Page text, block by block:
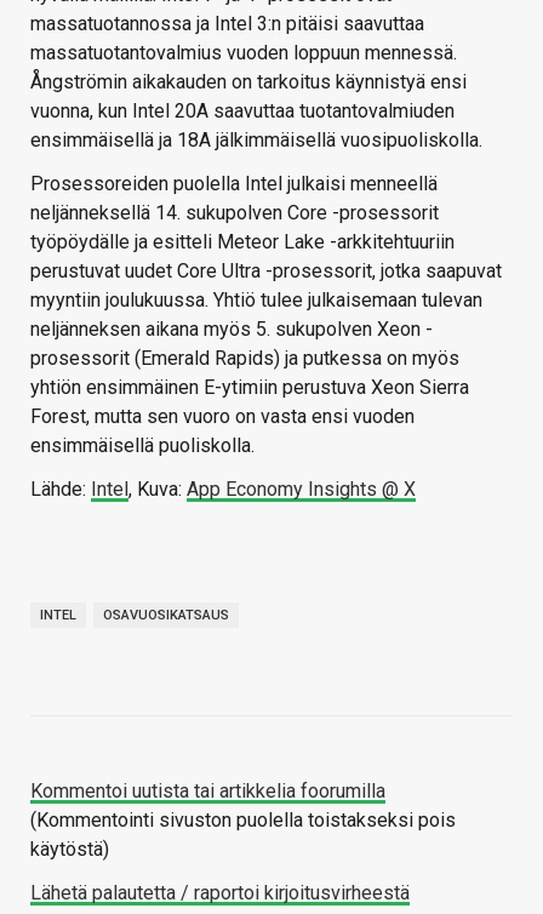
massatuotannossa ja Intel 3:n pitäisi saavuttaa
massatuotantovalmius vuoden loppuun mennessä.
Ångströmin aikakauden on tarkoitus käynnistyä ensi
vuonna, kun Intel 20A saavuttaa tuotantovalmiuden
ensimmäisellä ja 18A jälkimmäisellä vuosipuoliskolla.
Prosessoreiden puolella Intel julkaisi menneellä
neljänneksellä 14. sukupolven Core -prosessorit
työpöydälle ja esitteli Meteor Lake -arkkitehtuuriin
perustuvat uudet Core Ultra -prosessorit, jotka saapuvat
myyntiin joulukuussa. Yhtiö tulee julkaisemaan tulevan
neljänneksen aikana myös 5. sukupolven Xeon -
prosessorit (Emerald Rapids) ja putkessa on myös
yhtiön ensimmäinen E-ytimiin perustuva Xeon Sierra
Forest, mutta sen vuoro on vasta ensi vuoden
ensimmäisellä puoliskolla.
Lähde: Intel , Kuva: App Economy Insights @ X
INTEL OSAVUOSIKATSAUS
Kommentoi uutista tai artikkelia foorumilla
(Kommentointi sivuston puolella toistakseksi pois
käytöstä)
Lähetä palautetta / raportoi kirjoitusvirheestä